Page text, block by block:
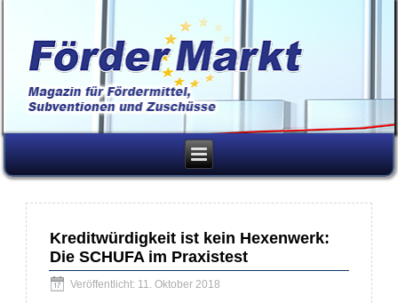
Kreditwürdigkeit ist kein Hexenwerk:
Die SCHUFA im Praxistest
Veröffentlicht: 11. Oktober 2018